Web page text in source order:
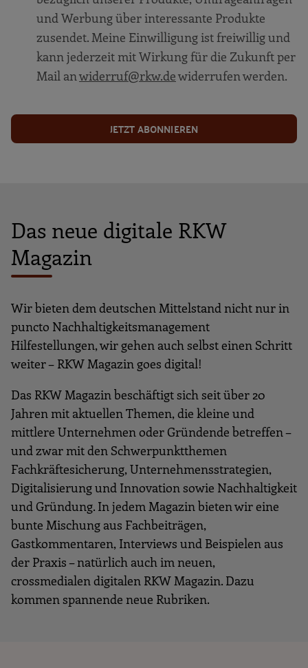
und Werbung über interessante Produkte
zusendet. Meine Einwilligung ist freiwillig und
kann jederzeit mit Wirkung für die Zukunft per
Mail anwiderruf@rkw.dewiderrufen werden.
JETZT ABONNIEREN
Das neue digitale RKW
Magazin
Wir bieten dem deutschen Mittelstand nicht nur in
puncto Nachhaltigkeitsmanagement
Hilfestellungen, wir gehen auch selbst einen Schritt
weiter – RKW Magazin goes digital!
Das RKW Magazin beschäftigt sich seit über 20
Jahren mit aktuellen Themen, die kleine und
mittlere Unternehmen oder Gründende betreffen –
und zwar mit den Schwerpunktthemen
Fachkräftesicherung, Unternehmensstrategien,
Digitalisierung und Innovation sowie Nachhaltigkeit
und Gründung. In jedem Magazin bieten wir eine
bunte Mischung aus Fachbeiträgen,
Gastkommentaren, Interviews und Beispielen aus
der Praxis – natürlich auch im neuen,
crossmedialen digitalen RKW Magazin. Dazu
kommen spannende neue Rubriken.